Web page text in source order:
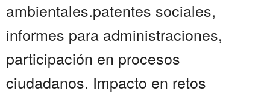
ambientales.patentes sociales,
informes para administraciones,
participación en procesos
ciudadanos. Impacto en retos